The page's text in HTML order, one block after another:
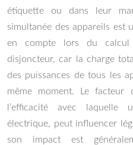
étiquette ou dans leur
simultanée des appareils est
en compte lors du
disjoncteur, car la charge
des puissances de tous les
même moment. Le facteur
l’efficacité avec laquelle
électrique, peut influencer
son impact est